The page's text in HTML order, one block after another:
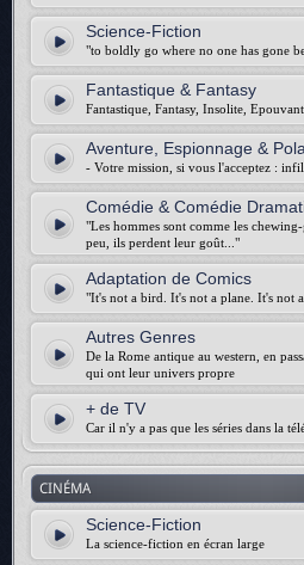
Science-Fiction
"to boldly go where no one has gone
Fantastique & Fantasy
Fantastique, Fantasy, Insolite,
Aventure, Espionnage &
- Votre mission, si vous l'acceptez :
Comédie & Comédie
"Les hommes sont comme les
peu, ils perdent leur goût..."
Adaptation de Comics
"It's not a bird. It's not a plane. It's not
Autres Genres
De la Rome antique au western, en
qui ont leur univers propre
+ de TV
Car il n'y a pas que les séries dans la
CINÉMA
Science-Fiction
La science-fiction en écran large